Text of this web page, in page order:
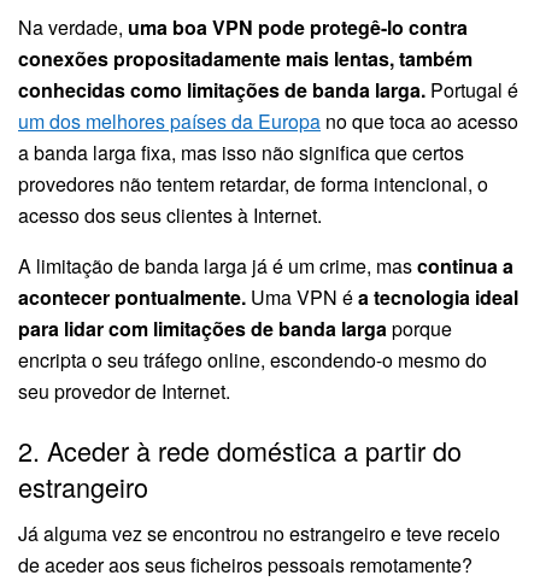
Na verdade, uma boa VPN pode protegê-lo contra
conexões propositadamente mais lentas, também
conhecidas como limitações de banda larga. Portugal é
um dos melhores países da Europa no que toca ao acesso
a banda larga fixa, mas isso não significa que certos
provedores não tentem retardar, de forma intencional, o
acesso dos seus clientes à Internet.
A limitação de banda larga já é um crime, mascontinua a
acontecer pontualmente. Uma VPN éa tecnologia ideal
para lidar com limitações de banda largaporque
encripta o seu tráfego online, escondendo-o mesmo do
seu provedor de Internet.
2. Aceder à rede doméstica a partir do
estrangeiro
Já alguma vez se encontrou no estrangeiro e teve receio
de aceder aos seus ficheiros pessoais remotamente?